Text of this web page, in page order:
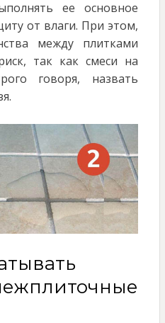
ее основное
от влаги. При этом,
между плитками
так как смеси на
говоря, назвать